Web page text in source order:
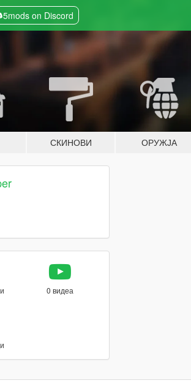
5mods on Discord
СКИНОВИ ОРУЖЈА
0 видеа